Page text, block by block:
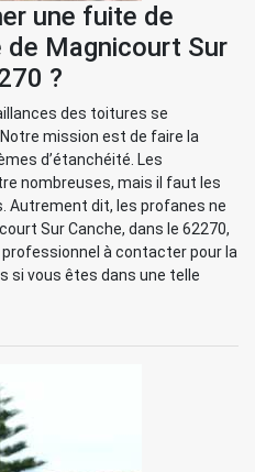
une fuite de
Magnicourt Sur
?
des toitures se
mission est de faire la
d’étanchéité. Les
nombreuses, mais il faut les
Autrement dit, les profanes ne
Sur Canche, dans le 62270,
à contacter pour la
si vous êtes dans une telle